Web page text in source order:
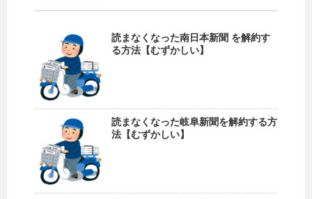
読まなくなった南日本新聞 を解約す
る方法【むずかしい】
読まなくなった岐阜新聞を解約する方
法【むずかしい】